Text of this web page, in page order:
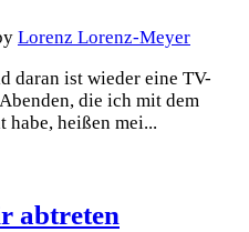
Lorenz Lorenz-Meyer
daran ist wieder eine TV-
die ich mit dem
habe, heißen mei...
abtreten